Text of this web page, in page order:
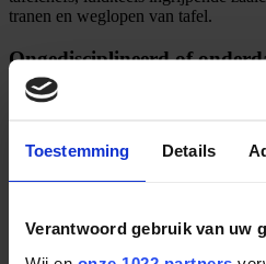
Toestemming Details
Verantwoord gebruik van uw
tranen en weglopen van tafel.
Ongedisciplineerd of
Ik moet bekennen dat er inderdaad
een Oostenrijker een Nederlander
wij als door VOC en vechtend
handelsvolkje dat vele mede-
maar’.. Doch is het niet juist déze
heeft gemaakt?